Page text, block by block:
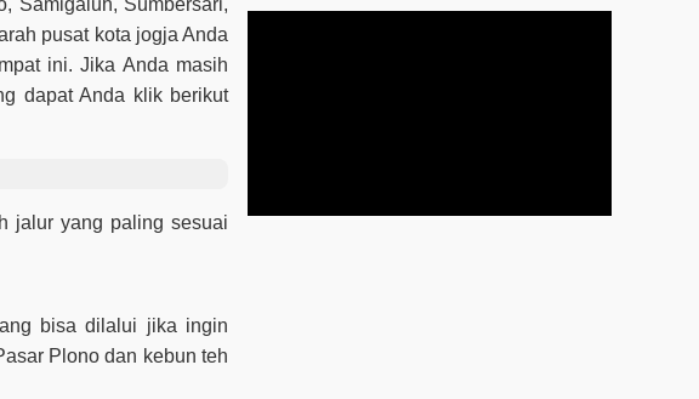
Samigaluh, Sumbersari,
pusat kota jogja Anda
ini. Jika Anda masih
dapat Anda klik berikut
jalur yang paling sesuai
bisa dilalui jika ingin
Plono dan kebun teh